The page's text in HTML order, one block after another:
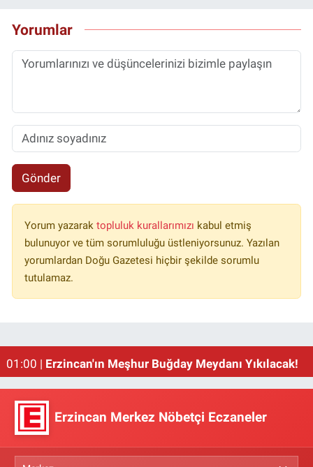
Yorumlar
Gönder
Yorum yazarak topluluk kurallarımızı kabul etmiş
bulunuyor ve tüm sorumluluğu üstleniyorsunuz. Yazılan
yorumlardan Doğu Gazetesi hiçbir şekilde sorumlu
tutulamaz.
01:00 | Erzincan'ın Meşhur Buğday Meydanı Yıkılacak!
Erzincan Merkez Nöbetçi Eczaneler